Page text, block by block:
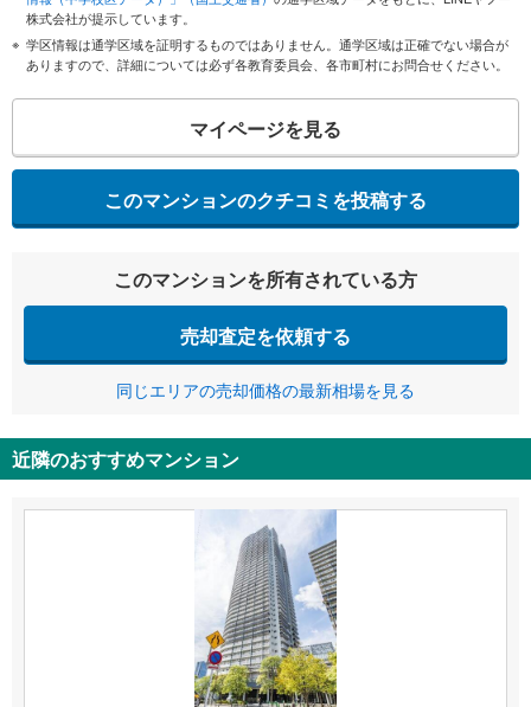
株式会社が提示しています。
学区情報は通学区域を証明するものではありません。通学区域は正確でない場合が
ありますので、詳細については必ず各教育委員会、各市町村にお問合せください。
マイページを見る
このマンションのクチコミを投稿する
このマンションを所有されている方
売却査定を依頼する
同じエリアの売却価格の最新相場を見る
近隣のおすすめマンション